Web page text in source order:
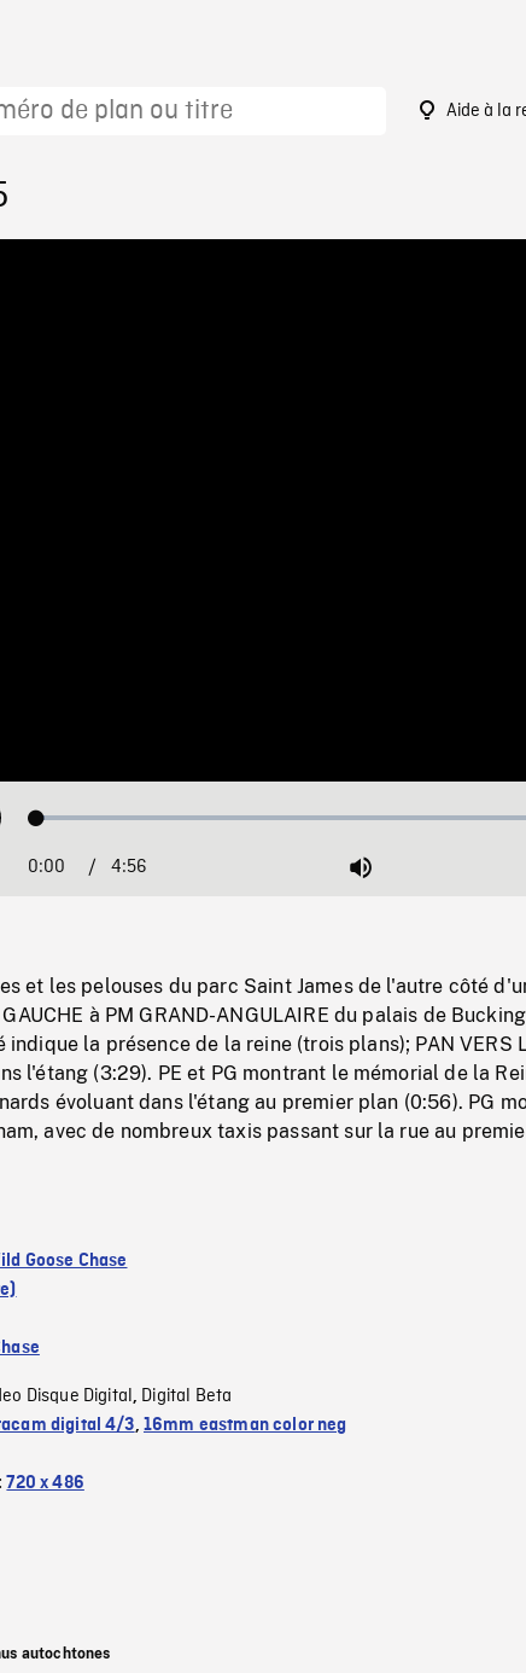
Aide à la
Loaded:
Current
0:00 / Duration
4:56 Mute
et les pelouses du parc Saint James de l'autre côté
à PM GRAND-ANGULAIRE du palais de
la présence de la reine (trois plans); PAN VERS
l'étang (3:29). PE et PG montrant le mémorial de la
évoluant dans l'étang au premier plan (0:56). PG
avec de nombreux taxis passant sur la rue au
Goose Chase
Disque Digital, Digital Beta
digital 4/3, 16mm eastman color neg
720 x 486
autochtones